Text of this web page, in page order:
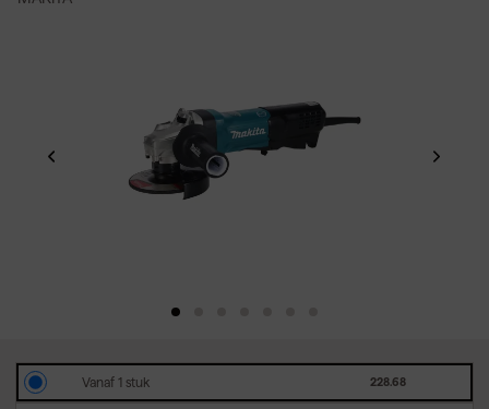
Vanaf 1 stuk 228.68